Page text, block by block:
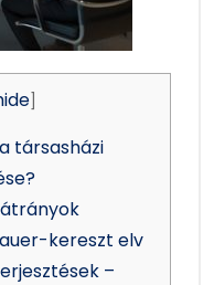
]
társasházi
kereszt elv
–